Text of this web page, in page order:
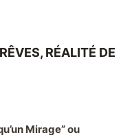
RÉALITÉ DE
Mirage” ou